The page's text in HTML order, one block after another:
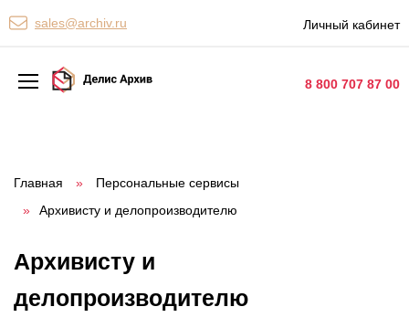
sales@archiv.ru Личный кабинет
8 800 707 87 00
Персональные сервисы
Хранение документов
Уничтожение документов
Главная »
Персональные сервисы
»
Архивисту и делопроизводителю
Архивисту и
делопроизводителю